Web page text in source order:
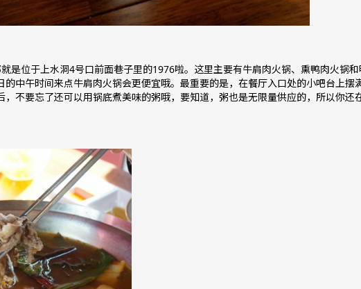
是位于上水洞4号口前面巷子里的1976啦。这里主要有牛肩肉火锅、熏鸭肉火锅
中午时间来点牛肩肉火锅会更便宜哦。最重要的是，在餐厅入口处的小吧台上摆
不要忘了还可以用锅底煮美味的粥哦，要知道，粥也是无限量供应的，所以你还